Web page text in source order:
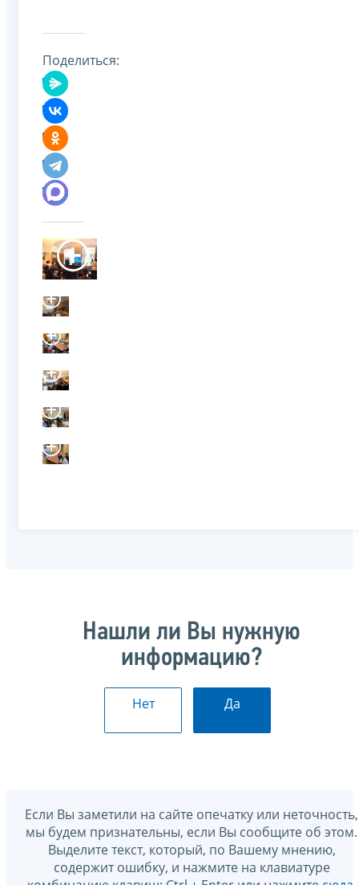
Поделиться:
Нашли ли Вы нужную
информацию?
Нет Да
Если Вы заметили на сайте опечатку или неточность,
мы будем признательны, если Вы сообщите об этом.
Выделите текст, который, по Вашему мнению,
содержит ошибку, и нажмите на клавиатуре